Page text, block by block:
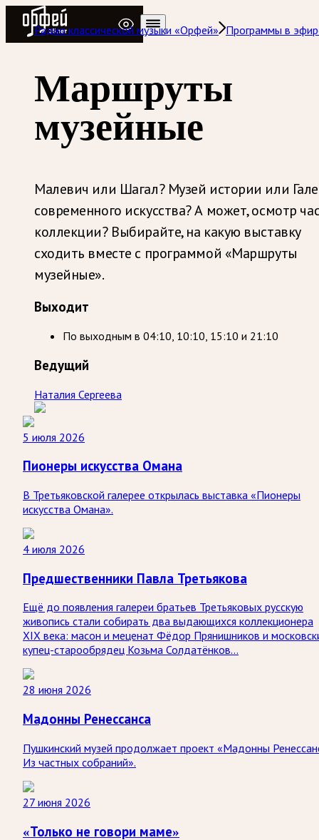
Радио Орфей
Радио классической музыки «Орфей» Программы в
Маршруты
музейные
Малевич или Шагал? Музей истории или
современного искусства? А может, осмотр
коллекции? Выбирайте, на какую выставку
сходить вместе с программой «Маршруты
музейные».
Выходит
По выходным в 04:10, 10:10, 15:10 и 21:10
Ведущий
Наталия Сергеева
5 июля 2026
Пионеры искусства Омана
В Третьяковской галерее открылась выставка «Пионеры
искусства Омана».
4 июля 2026
Предшественники Павла Третьякова
Ещё до появления галереи братьев Третьяковых русскую
живопись стали собирать два выдающихся коллекционера
XIX века: масон и меценат Фёдор Прянишников и
купец-старообрядец Козьма Солдатёнков...
28 июня 2026
Мадонны Ренессанса
Пушкинский музей продолжает проект «Мадонны
Из частных собраний».
27 июня 2026
«Только не говори маме»